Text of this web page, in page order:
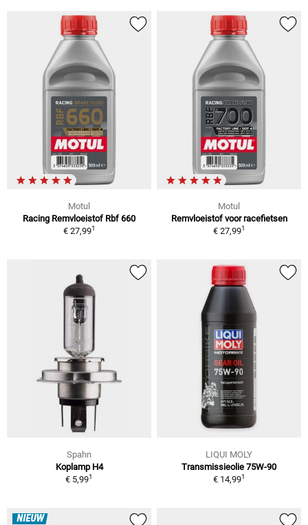
Motul
Racing Remvloeistof Rbf 660
€ 27,991
Motul
Remvloeistof voor racefietsen
€ 27,991
Spahn
Koplamp H4
€ 5,991
LIQUI MOLY
Transmissieolie 75W-90
€ 14,991
NIEUW